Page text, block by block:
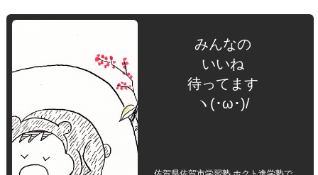
みんなの
いいね
待ってます
ヽ(･ω･)/